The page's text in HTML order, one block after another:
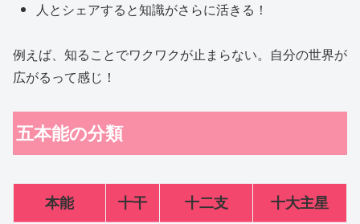
人とシェアすると知識がさらに活きる！
例えば、知ることでワクワクが止まらない。自分の世界が
広がるって感じ！
五本能の分類
本能 十干 十二支 十大主星